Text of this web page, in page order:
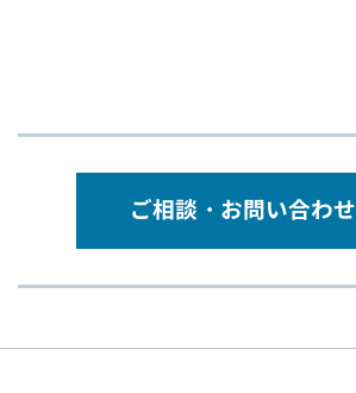
ご相談・お問い合わせ